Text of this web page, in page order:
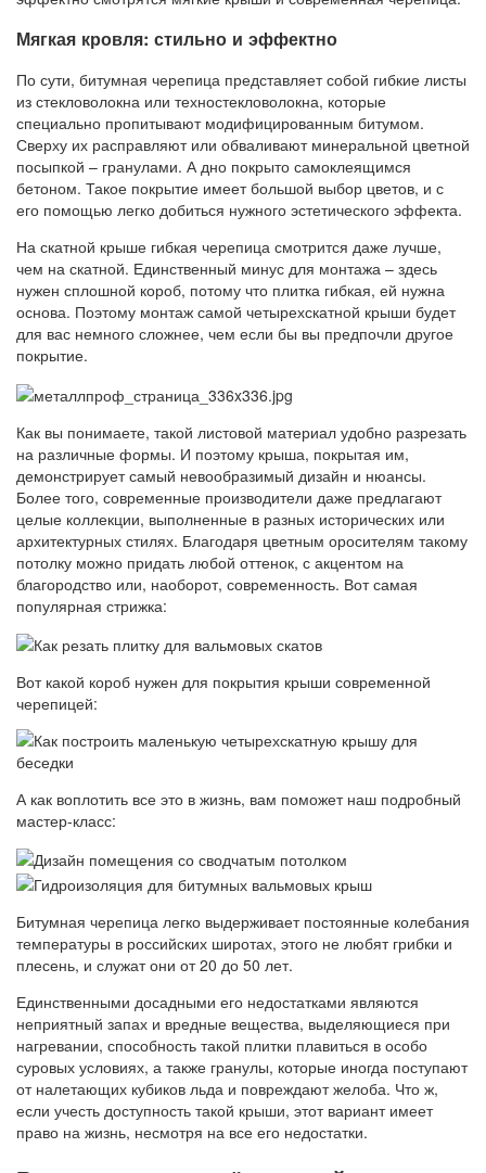
Мягкая кровля: стильно и эффектно
По сути, битумная черепица представляет собой гибкие листы
из стекловолокна или техностекловолокна, которые
специально пропитывают модифицированным битумом.
Сверху их расправляют или обваливают минеральной цветной
посыпкой – гранулами. А дно покрыто самоклеящимся
бетоном. Такое покрытие имеет большой выбор цветов, и с
его помощью легко добиться нужного эстетического эффекта.
На скатной крыше гибкая черепица смотрится даже лучше,
чем на скатной. Единственный минус для монтажа – здесь
нужен сплошной короб, потому что плитка гибкая, ей нужна
основа. Поэтому монтаж самой четырехскатной крыши будет
для вас немного сложнее, чем если бы вы предпочли другое
покрытие.
Как вы понимаете, такой листовой материал удобно разрезать
на различные формы. И поэтому крыша, покрытая им,
демонстрирует самый невообразимый дизайн и нюансы.
Более того, современные производители даже предлагают
целые коллекции, выполненные в разных исторических или
архитектурных стилях. Благодаря цветным оросителям такому
потолку можно придать любой оттенок, с акцентом на
благородство или, наоборот, современность. Вот самая
популярная стрижка:
Вот какой короб нужен для покрытия крыши современной
черепицей:
А как воплотить все это в жизнь, вам поможет наш подробный
мастер-класс:
Битумная черепица легко выдерживает постоянные колебания
температуры в российских широтах, этого не любят грибки и
плесень, и служат они от 20 до 50 лет.
Единственными досадными его недостатками являются
неприятный запах и вредные вещества, выделяющиеся при
нагревании, способность такой плитки плавиться в особо
суровых условиях, а также гранулы, которые иногда поступают
от налетающих кубиков льда и повреждают желоба. Что ж,
если учесть доступность такой крыши, этот вариант имеет
право на жизнь, несмотря на все его недостатки.